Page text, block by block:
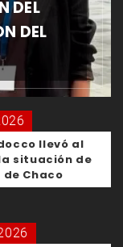
DEL
DEL
llevó al
situación de
de Chaco